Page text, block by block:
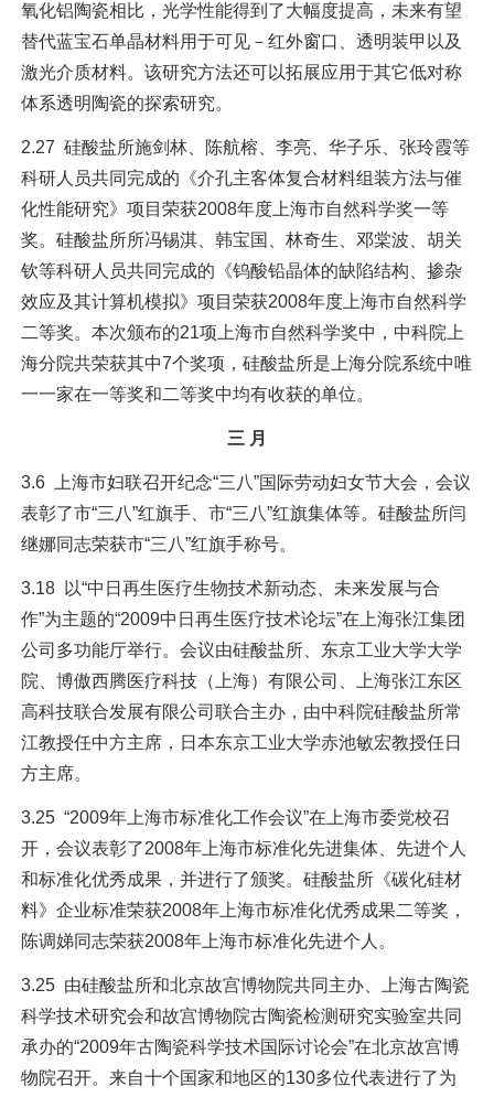
氧化铝陶瓷相比，光学性能得到了大幅度提高，未来有望
替代蓝宝石单晶材料用于可见－红外窗口、透明装甲以及
激光介质材料。该研究方法还可以拓展应用于其它低对称
体系透明陶瓷的探索研究。
2.27 硅酸盐所施剑林、陈航榕、李亮、华子乐、张玲霞等
科研人员共同完成的《介孔主客体复合材料组装方法与催
化性能研究》项目荣获2008年度上海市自然科学奖一等
奖。硅酸盐所所冯锡淇、韩宝国、林奇生、邓棠波、胡关
钦等科研人员共同完成的《钨酸铅晶体的缺陷结构、掺杂
效应及其计算机模拟》项目荣获2008年度上海市自然科学
二等奖。本次颁布的21项上海市自然科学奖中，中科院上
海分院共荣获其中7个奖项，硅酸盐所是上海分院系统中唯
一一家在一等奖和二等奖中均有收获的单位。
三 月
3.6 上海市妇联召开纪念“三八”国际劳动妇女节大会，会议
表彰了市“三八”红旗手、市“三八”红旗集体等。硅酸盐所闫
继娜同志荣获市“三八”红旗手称号。
3.18 以“中日再生医疗生物技术新动态、未来发展与合
作”为主题的“2009中日再生医疗技术论坛”在上海张江集团
公司多功能厅举行。会议由硅酸盐所、东京工业大学大学
院、博傲西腾医疗科技（上海）有限公司、上海张江东区
高科技联合发展有限公司联合主办，由中科院硅酸盐所常
江教授任中方主席，日本东京工业大学赤池敏宏教授任日
方主席。
3.25 “2009年上海市标准化工作会议”在上海市委党校召
开，会议表彰了2008年上海市标准化先进集体、先进个人
和标准化优秀成果，并进行了颁奖。硅酸盐所《碳化硅材
料》企业标准荣获2008年上海市标准化优秀成果二等奖，
陈调娣同志荣获2008年上海市标准化先进个人。
3.25 由硅酸盐所和北京故宫博物院共同主办、上海古陶瓷
科学技术研究会和故宫博物院古陶瓷检测研究实验室共同
承办的“2009年古陶瓷科学技术国际讨论会”在北京故宫博
物院召开。来自十个国家和地区的130多位代表进行了为